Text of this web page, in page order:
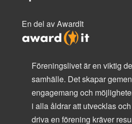
En del av AwardIt
Föreningslivet är en viktig
samhälle. Det skapar
engagemang och
i alla åldrar att utvecklas
driva en förening kräver